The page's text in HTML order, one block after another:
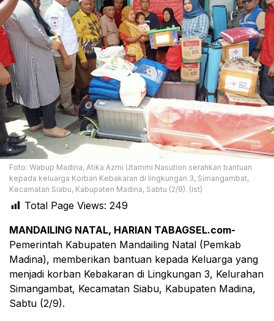
Foto: Wabup Madina, Atika Azmi Utammi Nasution serahkan bantuan
kepada keluarga Korban Kebakaran di lingkungan 3, Simangambat,
Kecamatan Siabu, Kabupaten Madina, Sabtu (2/9). (Ist)
Total Page Views: 249
MANDAILING NATAL, HARIAN TABAGSEL.com-
Pemerintah Kabupaten Mandailing Natal (Pemkab
Madina), memberikan bantuan kepada Keluarga yang
menjadi korban Kebakaran di Lingkungan 3, Kelurahan
Simangambat, Kecamatan Siabu, Kabupaten Madina,
Sabtu (2/9).